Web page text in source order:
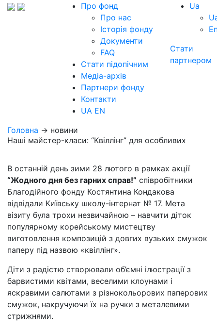
Про фонд
Про нас
Історія фонду
Документи
FAQ
Стати підопічним
Медіа-архів
Партнери фонду
Контакти
UA EN
Ua
Стати
партнером
Головна → новини
Наші майстер-класи: “Квіллінг” для особливих
В останній день зими 28 лютого в рамках акції
“Жодного дня без гарних справ!” співробітники
Благодійного фонду Костянтина Кондакова
відвідали Київську школу-інтернат № 17. Мета
візиту була трохи незвичайною – навчити діток
популярному корейському мистецтву
виготовлення композицій з довгих вузьких смужок
паперу під назвою «квіллінг».
Діти з радістю створювали об’ємні ілюстрації з
барвистими квітами, веселими клоунами і
яскравими салютами з різнокольорових паперових
смужок, накручуючи їх на ручки з металевими
стрижнями.